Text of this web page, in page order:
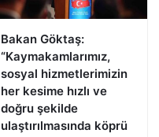
Bakan Göktaş:
“Kaymakamlarımız,
sosyal hizmetlerimizin
her kesime hızlı ve
doğru şekilde
ulaştırılmasında köprü